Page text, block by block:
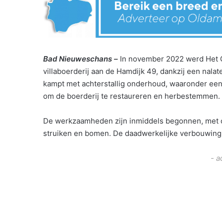
Bad Nieuweschans – In november 2022 werd Het
villaboerderij aan de Hamdijk 49, dankzij een
kampt met achterstallig onderhoud, waaronder
om de boerderij te restaureren en herbestemmen.
De werkzaamheden zijn inmiddels begonnen,
struiken en bomen. De daadwerkelijke
-